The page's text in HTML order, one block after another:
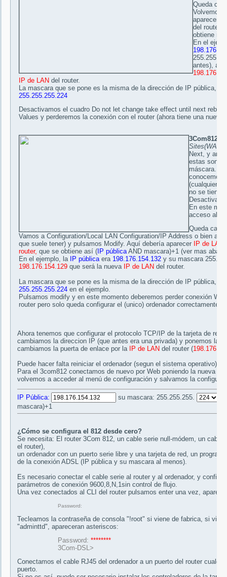
Queda
Volvemos
aparecer
del router
obtiene
En el
antes), así
IP de LAN del router.
La mascara que se pone es la misma de la dirección de IP pública,
255.255.255.224
Desactivamos el cuadro Do not let change take effect until next
Values y perderemos la conexión con el router (ahora tiene una nueva
3Com812:
Sites(WAN)/
Next, y
estas son la
máscara.
(cualquiera
no se tiene
En este
acceso al
Queda
Vamos a Configuration/Local LAN Configuration/IP Address o bien a
que suele tener) y pulsamos Modify. Aquí debería aparecer IP de LAN
router, que se obtiene así ( IP públicaAND mascara)+1 (ver mas abajo)
En el ejemplo, la IP públicaera198.176.154.132 y su mascara
198.176.154.129 que será la nueva IP de LAN del router.
La mascara que se pone es la misma de la dirección de IP pública,
255.255.255.224 en el ejemplo.
Pulsamos modify y en este momento deberemos perder conexión
router pero solo queda configurar el (unico) ordenador correctamente.
Ahora tenemos que configurar el protocolo TCP/IP de la tarjeta de
cambiamos la direccion IP (que antes era una privada) y ponemos la
cambiamos la puerta de enlace por la IP de LAN del router (
Puede hacer falta reiniciar el ordenador (segun el sistema operativo).
Para el 3com812 conectamos de nuevo por Web poniendo la nueva
volvemos a acceder al menú de configuración y salvamos la
IP Pública: su mascara: 255.255.255.
mascara)+1
¿Cómo se configura el 812 desde cero?
Se necesita: El router 3Com 812, un cable serie null-módem, un
el router),
un ordenador con un puerto serie libre y una tarjeta de red, un
de la conexión ADSL (IP pública y su mascara al menos).
Es necesario conectar el cable serie al router y al ordenador, y
parámetros de conexión 9600,8,N,1sin control de flujo.
Una vez conectados al CLI del router pulsamos enter una vez,
Password:
Tecleamos la contraseña de consola "!root" si viene de fabrica, si
"adminttd", apareceran asteriscos:
Password: ********
3Com-DSL>
Conectamos el cable RJ45 del ordenador a un puerto del router
puerto.